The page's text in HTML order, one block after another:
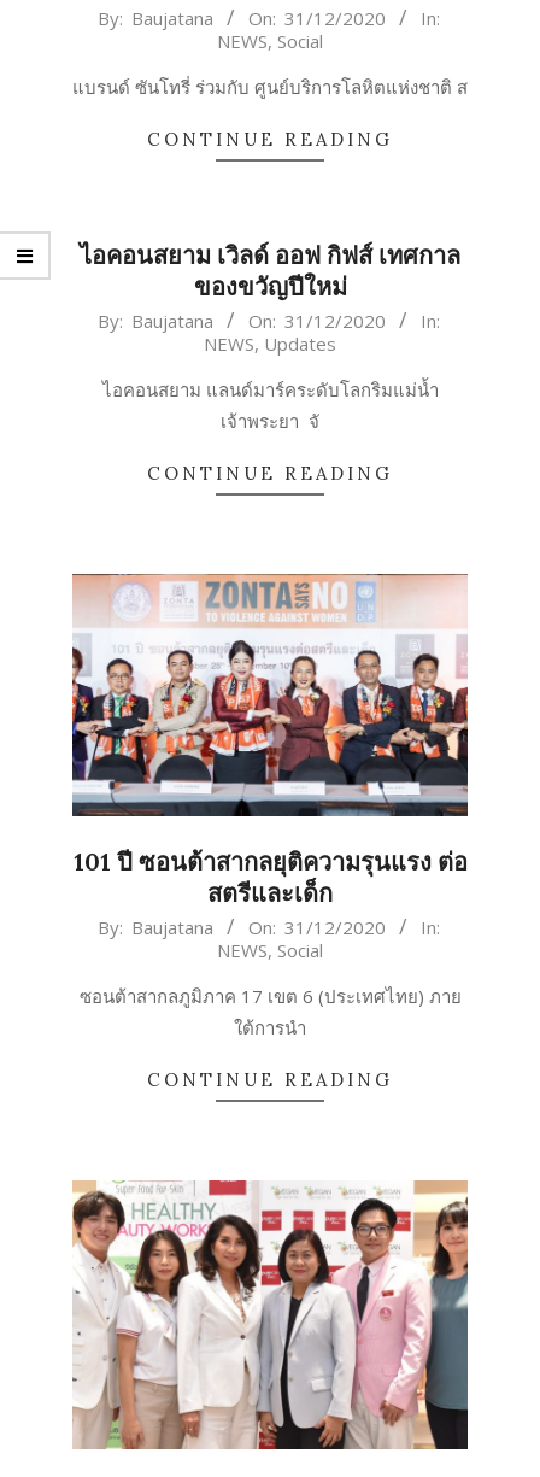
2020-
By: Baujatana On: 31/12/2020
In:
NEWS, Social
แบรนด์ ซันโทรี่ ร่วมกับ ศูนย์บริการโลหิตแห่งชาติ ส
CONTINUE READING
ไอคอนสยาม เวิลด์ ออฟ กิฟส์ เทศกาล
ของขวัญปีใหม่
2020-
By: Baujatana On: 31/12/2020
In:
NEWS, Updates
ไอคอนสยาม แลนด์มาร์คระดับโลกริมแม่น้ำ
เจ้าพระยา จั
CONTINUE READING
101 ปี ซอนต้าสากลยุติความรุนแรง ต่อ
สตรีและเด็ก
2020-
31
By: Baujatana On: 31/12/2020
In:
NEWS, Social
ซอนต้าสากลภูมิภาค 17 เขต 6 (ประเทศไทย) ภาย
ใต้การนำ
CONTINUE READING